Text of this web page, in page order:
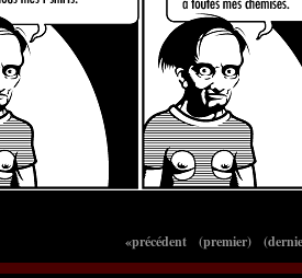
«précédent (premier)